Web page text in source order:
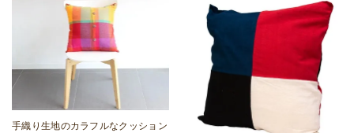
手織り生地のカラフルなクッション